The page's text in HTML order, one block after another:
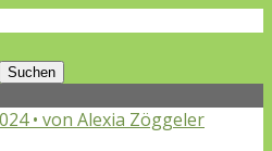
• von Alexia Zöggeler